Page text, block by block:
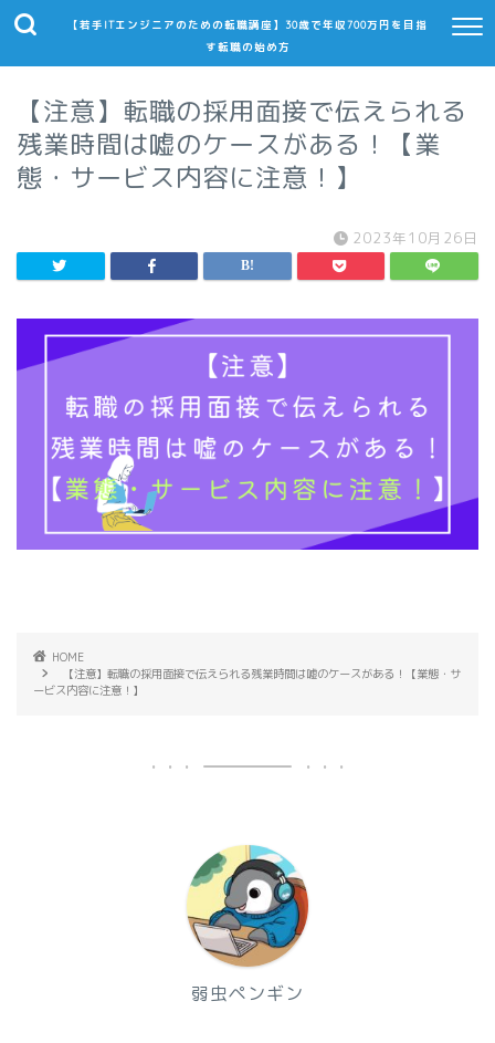
【若手ITエンジニアのための転職講座】30歳で年収700万円を目指
す転職の始め方
【注意】転職の採用面接で伝えられる
残業時間は嘘のケースがある！【業
態・サービス内容に注意！】
2023年10月26日
HOME
【注意】転職の採用面接で伝えられる残業時間は嘘のケースがある！【業態・サ
ービス内容に注意！】
弱虫ペンギン